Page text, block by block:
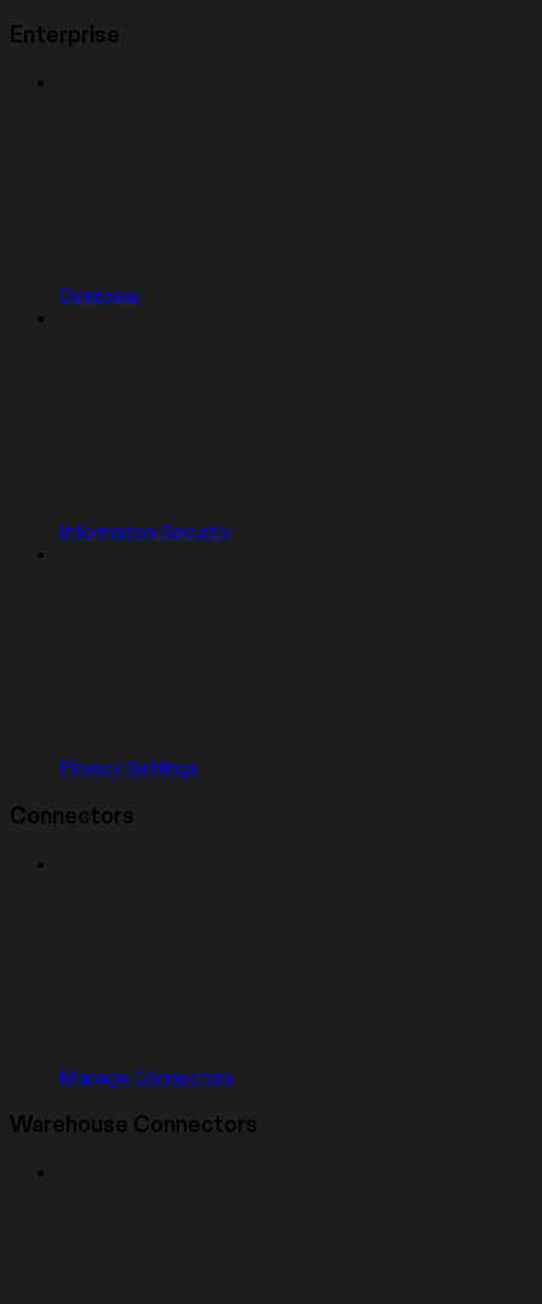
Enterprise
Overview
Information Security
Privacy Settings
Connectors
Manage Connectors
Warehouse Connectors